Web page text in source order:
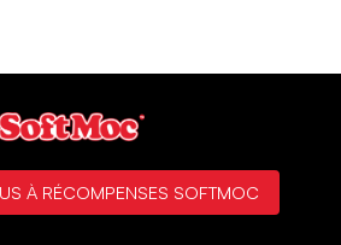
À RÉCOMPENSES SOFTMOC